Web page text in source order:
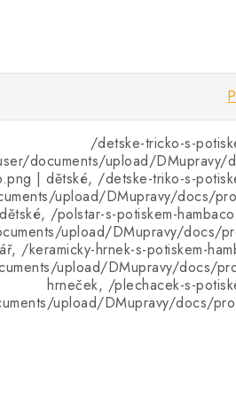
/detske-tricko-s-
documents/upload/DMupravy/
| dětské, /detske-triko-s-
upload/DMupravy/docs/
/polstar-s-potiskem-
upload/DMupravy/docs/
/keramicky-hrnek-s-potiskem-
upload/DMupravy/docs/
hrneček, /plechacek-s-
upload/DMupravy/docs/